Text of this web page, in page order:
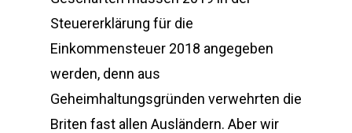
Steuererklärung für die
Einkommensteuer 2018 angegeben
werden, denn aus
Geheimhaltungsgründen verwehrten die
Briten fast allen Ausländern. Aber wir